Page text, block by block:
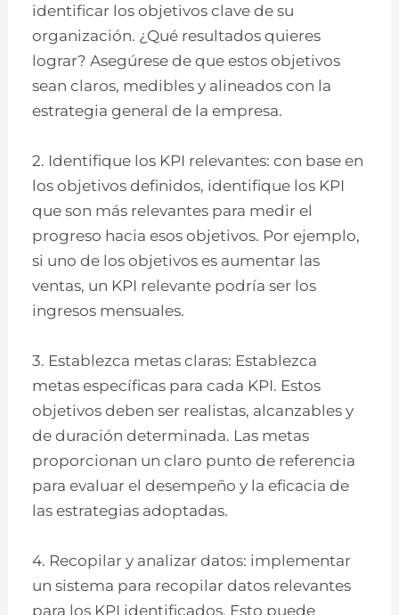
identificar los objetivos clave de su
organización. ¿Qué resultados quieres
lograr? Asegúrese de que estos objetivos
sean claros, medibles y alineados con la
estrategia general de la empresa.
2. Identifique los KPI relevantes: con base en
los objetivos definidos, identifique los KPI
que son más relevantes para medir el
progreso hacia esos objetivos. Por ejemplo,
si uno de los objetivos es aumentar las
ventas, un KPI relevante podría ser los
ingresos mensuales.
3. Establezca metas claras: Establezca
metas específicas para cada KPI. Estos
objetivos deben ser realistas, alcanzables y
de duración determinada. Las metas
proporcionan un claro punto de referencia
para evaluar el desempeño y la eficacia de
las estrategias adoptadas.
4. Recopilar y analizar datos: implementar
un sistema para recopilar datos relevantes
para los KPI identificados. Esto puede